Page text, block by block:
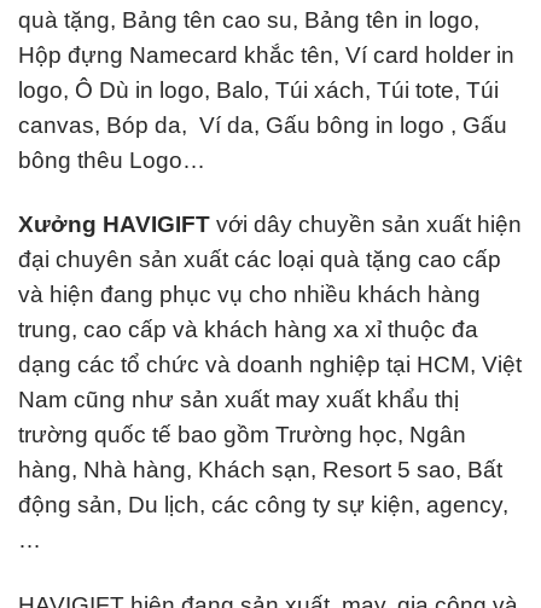
quà tặng, Bảng tên cao su, Bảng tên in logo,
Hộp đựng Namecard khắc tên, Ví card holder in
logo, Ô Dù in logo, Balo, Túi xách, Túi tote, Túi
canvas, Bóp da, Ví da, Gấu bông in logo , Gấu
bông thêu Logo…
Xưởng HAVIGIFT với dây chuyền sản xuất hiện
đại chuyên sản xuất các loại quà tặng cao cấp
và hiện đang phục vụ cho nhiều khách hàng
trung, cao cấp và khách hàng xa xỉ thuộc đa
dạng các tổ chức và doanh nghiệp tại HCM, Việt
Nam cũng như sản xuất may xuất khẩu thị
trường quốc tế bao gồm Trường học, Ngân
hàng, Nhà hàng, Khách sạn, Resort 5 sao, Bất
động sản, Du lịch, các công ty sự kiện, agency,
…